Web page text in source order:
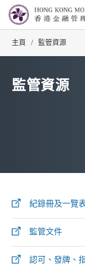
主頁 / 監管資源
監管資源
紀錄冊及一覽
監管文件
認可、發牌、